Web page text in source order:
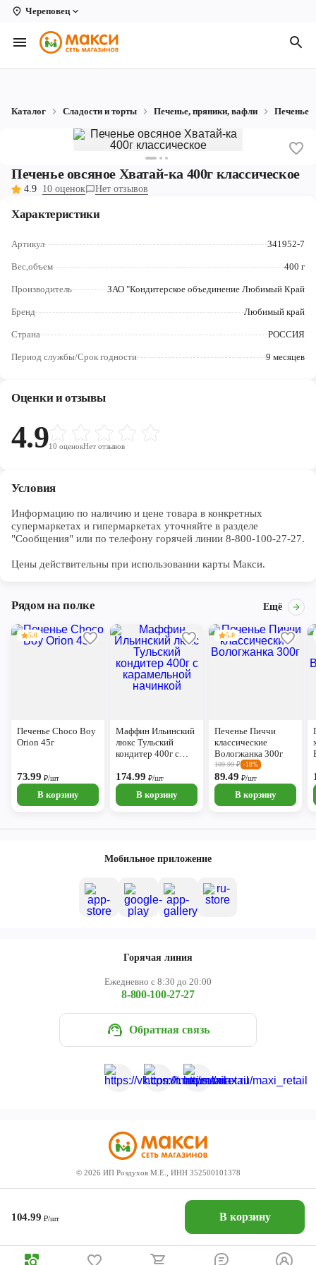
Череповец
Вологда
Архангельск
Коряжма
Котлас
Рыбинск
Северодвинск
Каталог Сладости и торты Печенье, пряники, вафли Печенье
Печенье овсяное Хватай-ка 400г классическое
4.9 10 оценок Нет отзывов
104.99 ₽/шт В корзину
Характеристики
Артикул 341952-7
Вес,объем 400 г
Производитель ЗАО "Кондитерское объединение Любимый Край
Бренд Любимый край
Страна РОССИЯ
Период службы/Срок годности 9 месяцев
Оценки и отзывы
4.910 оценокНет отзывов
Условия
Информацию по наличию и цене товара в конкретных
супермаркетах и гипермаркетах уточняйте в разделе
"Сообщения" или по телефону горячей линии 8-800-100-27-27.
Цены действительны при использовании карты Макси.
Рядом на полке Ещё
5.0
Печенье Choco Boy
Orion 45г
73.99₽/шт
В корзину
Маффин Ильинский
люкс Тульский
кондитер 400г с
начинкой
174.99 ₽/шт
В корзину
5.0
Печенье Пиччи
классические
Вологжанка 300г
109.99₽ -18%
89.49₽/шт
В корзину
Мобильное приложение
Горячая линия
Ежедневно с 8:30 до 20:00
8-800-100-27-27
Обратная связь
© 2026 ИП Роздухов М.Е., ИНН 352500101378